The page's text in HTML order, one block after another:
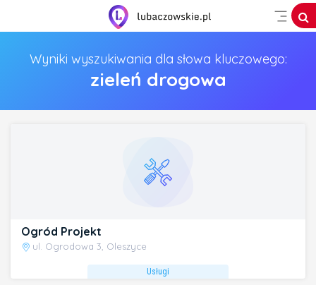
Wyniki wyszukiwania dla słowa kluczowego:
zieleń drogowa
Ogród Projekt
ul. Ogrodowa 3, Oleszyce
Usługi